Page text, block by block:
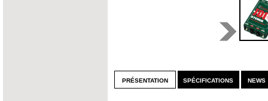
présentation spécifications